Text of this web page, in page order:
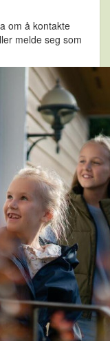
om å kontakte
melde seg som